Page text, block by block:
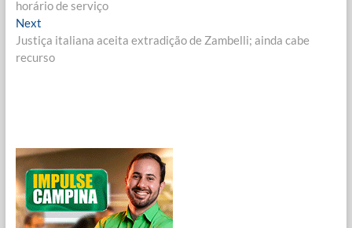
Post
horário de serviço
NextNext
post:
Justiça italiana aceita extradição de Zambelli; ainda cabe
recurso